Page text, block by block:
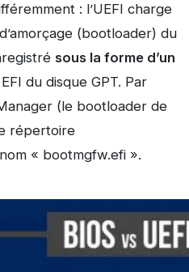
: l’UEFI charge
(bootloader) du
sous la forme d’un
du disque GPT. Par
(le bootloader de
répertoire
« bootmgfw.efi ».